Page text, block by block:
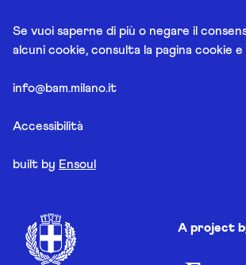
Se vuoi saperne di più o negare il
alcuni cookie, consulta la pagina cookie
info@bam.milano.it
Accessibilità
built by Ensoul
A project